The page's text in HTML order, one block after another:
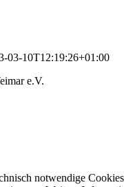
03-10T12:19:26+01:00
e.V.
notwendige